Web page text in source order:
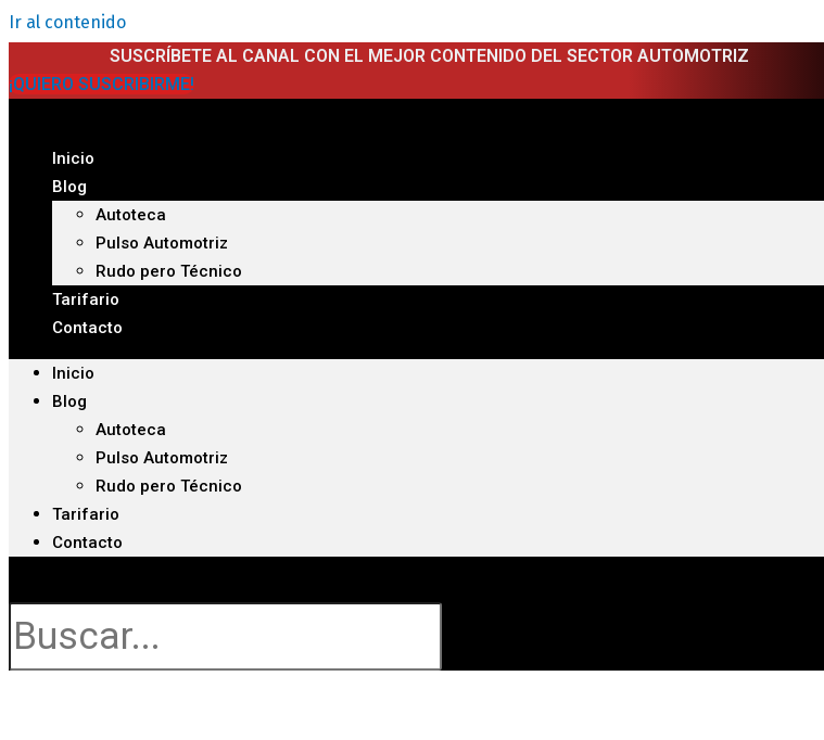
Ir al contenido
SUSCRÍBETE AL CANAL CON EL MEJOR CONTENIDO DEL SECTOR AUTOMOTRIZ
¡QUIERO SUSCRIBIRME!
Inicio
Blog
Autoteca
Pulso Automotriz
Rudo pero Técnico
Tarifario
Contacto
Inicio
Blog
Autoteca
Pulso Automotriz
Rudo pero Técnico
Tarifario
Contacto